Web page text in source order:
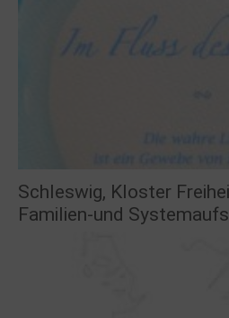
Schleswig, Kloster
Familien-und